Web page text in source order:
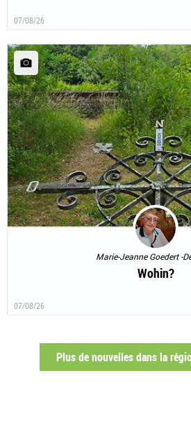
07/08/26
Marie-Jeanne Goedert -
Wohin?
07/08/26
Plus de nouvelles dans la